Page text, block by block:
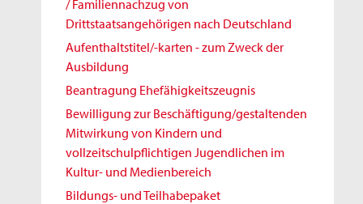
/ Familiennachzug von
Drittstaatsangehörigen nach Deutschland
Aufenthaltstitel/-karten - zum Zweck der
Ausbildung
Beantragung Ehefähigkeitszeugnis
Bewilligung zur Beschäftigung/gestaltenden
Mitwirkung von Kindern und
vollzeitschulpflichtigen Jugendlichen im
Kultur- und Medienbereich
Bildungs- und Teilhabepaket